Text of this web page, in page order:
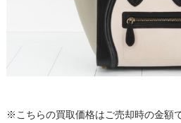
※こちらの買取価格はご売却時の金額